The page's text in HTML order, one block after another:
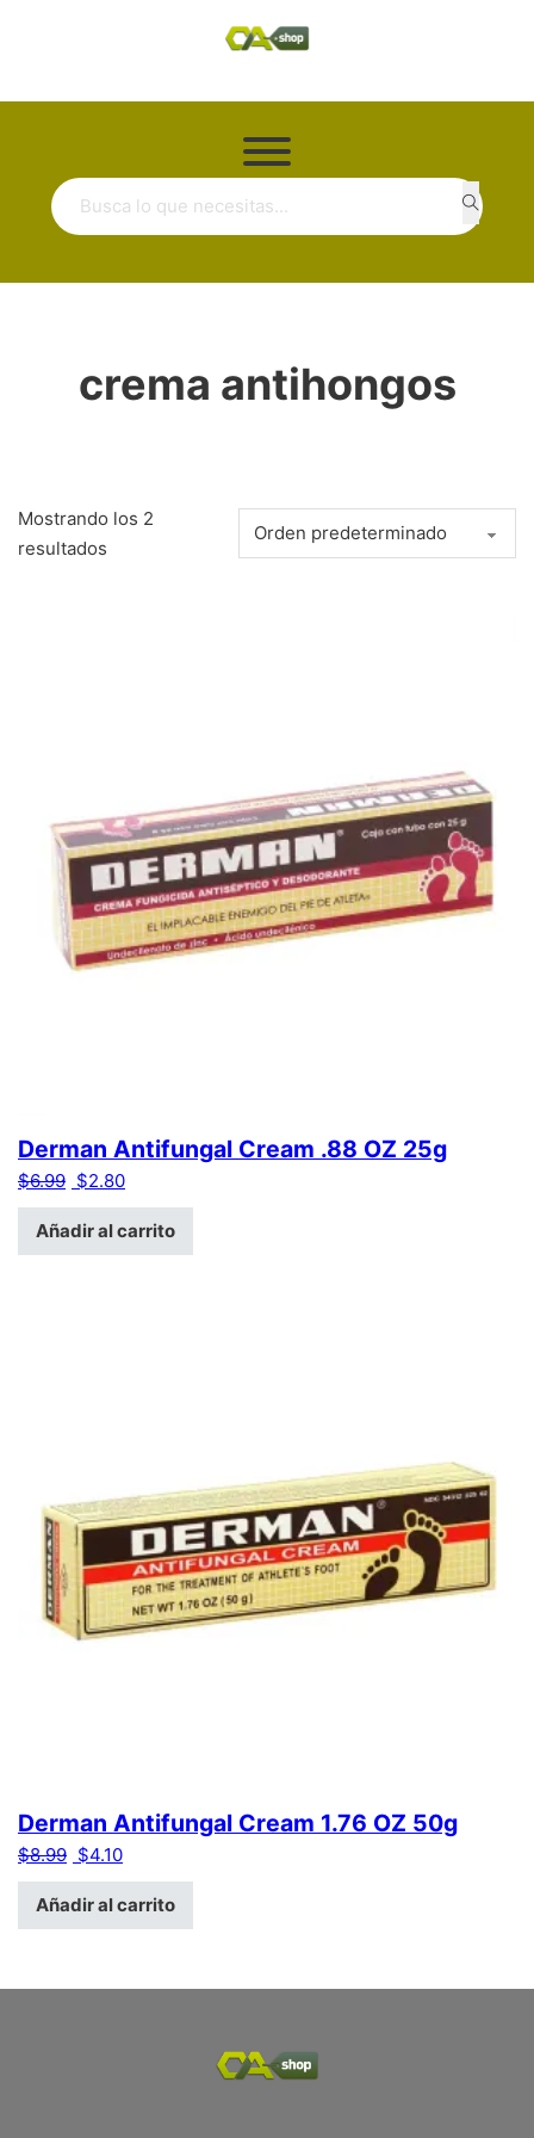
Buscar ...
crema antihongos
Mostrando los 2
resultados
Derman Antifungal Cream .88 OZ 25g
$6.99 El precio original era: $6.99.
$2.80El precio actual es: $2.80.
Añadir al carrito
Derman Antifungal Cream 1.76 OZ 50g
$8.99 El precio original era: $8.99.
$4.10El precio actual es: $4.10.
Añadir al carrito